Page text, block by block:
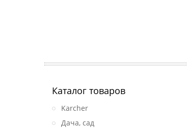
Каталог товаров
Karcher
Дача, сад